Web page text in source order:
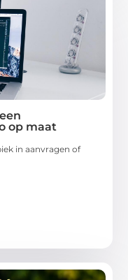
op maat
in aanvragen of